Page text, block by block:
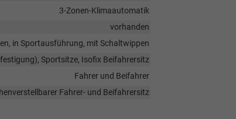
3-Zonen-Klimaautomatik
vorhanden
in Sportausführung, mit Schaltwippen
Sportsitze, Isofix Beifahrersitz
Fahrer und Beifahrer
Fahrer- und Beifahrersitz